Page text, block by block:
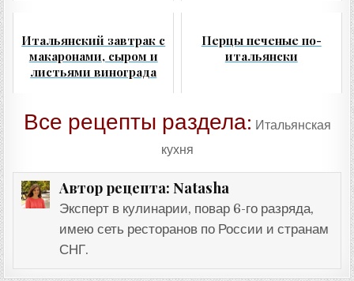
Итальянский завтрак с
макаронами, сыром и
листьями винограда
Перцы печеные по-
итальянски
Все рецепты раздела: Итальянская
кухня
Автор рецепта: Natasha
Эксперт в кулинарии, повар 6-го разряда,
имею сеть ресторанов по России и странам
СНГ.